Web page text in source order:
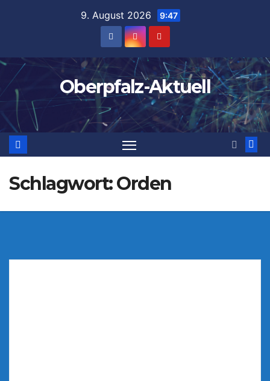
9. August 2026 9:47
Oberpfalz-Aktuell
Schlagwort:Orden